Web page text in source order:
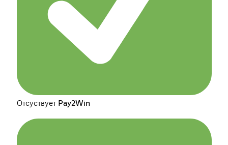
Отсуствует Pay2Win